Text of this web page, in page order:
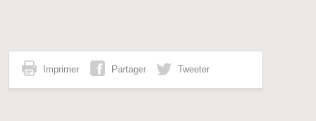
Imprimer Partager Tweeter